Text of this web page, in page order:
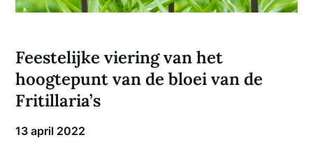
Feestelijke viering van het
hoogtepunt van de bloei van de
Fritillaria’s
13 april 2022